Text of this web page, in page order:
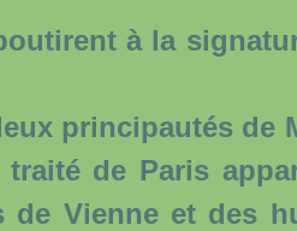
à la
principautés de
de Paris
de Vienne et des